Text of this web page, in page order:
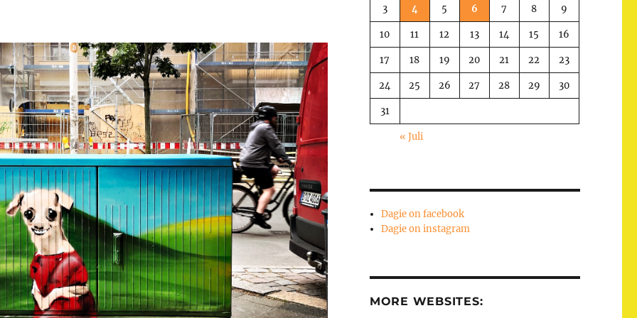
3 4 5 6 7 8 9
10 11 12 13 14 15 16
17 18 19 20 21 22 23
24 25 26 27 28 29 30
31
« Juli
Dagie on facebook
Dagie on instagram
MORE WEBSITES: